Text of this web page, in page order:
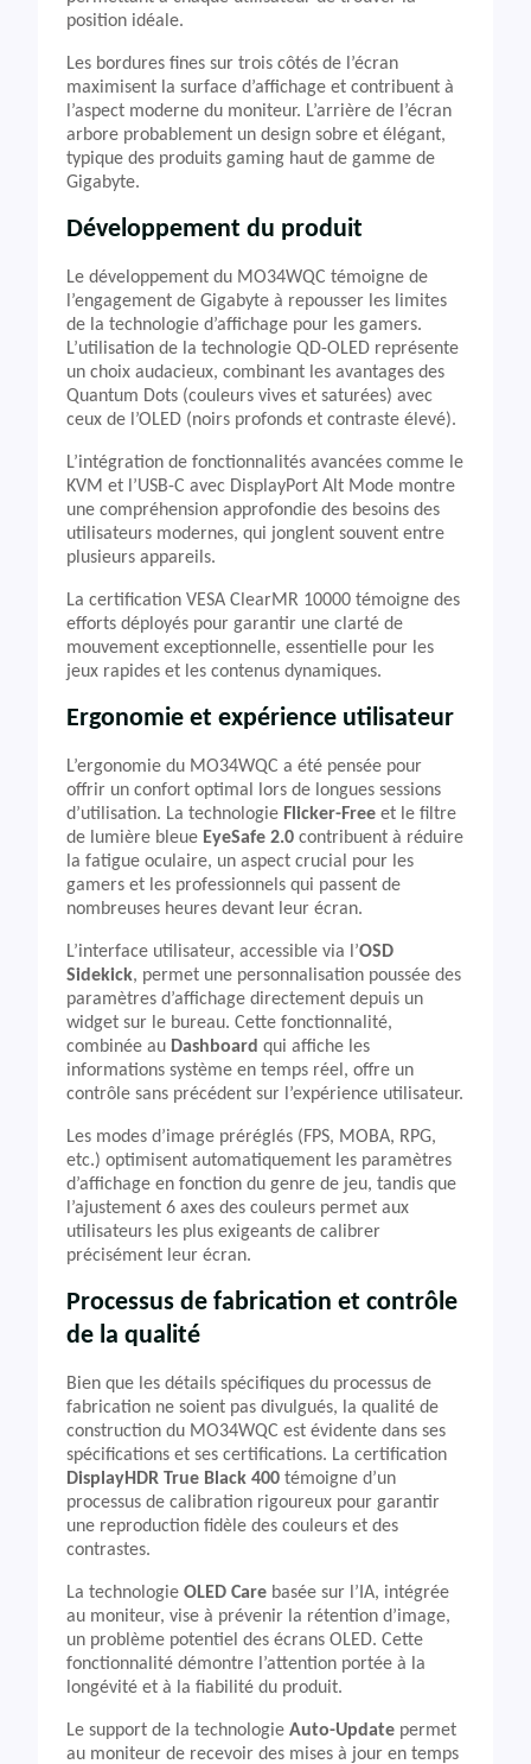
position idéale.
Les bordures fines sur trois côtés de l’écran
maximisent la surface d’affichage et contribuent à
l’aspect moderne du moniteur. L’arrière de l’écran
arbore probablement un design sobre et élégant,
typique des produits gaming haut de gamme de
Gigabyte.
Développement du produit
Le développement du MO34WQC témoigne de
l’engagement de Gigabyte à repousser les limites
de la technologie d’affichage pour les gamers.
L’utilisation de la technologie QD-OLED représente
un choix audacieux, combinant les avantages des
Quantum Dots (couleurs vives et saturées) avec
ceux de l’OLED (noirs profonds et contraste élevé).
L’intégration de fonctionnalités avancées comme le
KVM et l’USB-C avec DisplayPort Alt Mode montre
une compréhension approfondie des besoins des
utilisateurs modernes, qui jonglent souvent entre
plusieurs appareils.
La certification VESA ClearMR 10000 témoigne des
efforts déployés pour garantir une clarté de
mouvement exceptionnelle, essentielle pour les
jeux rapides et les contenus dynamiques.
Ergonomie et expérience utilisateur
L’ergonomie du MO34WQC a été pensée pour
offrir un confort optimal lors de longues sessions
d’utilisation. La technologie Flicker-Free et le filtre
de lumière bleue EyeSafe 2.0 contribuent à réduire
la fatigue oculaire, un aspect crucial pour les
gamers et les professionnels qui passent de
nombreuses heures devant leur écran.
L’interface utilisateur, accessible via l’OSD
Sidekick, permet une personnalisation poussée des
paramètres d’affichage directement depuis un
widget sur le bureau. Cette fonctionnalité,
combinée au Dashboard qui affiche les
informations système en temps réel, offre un
contrôle sans précédent sur l’expérience utilisateur.
Les modes d’image préréglés (FPS, MOBA, RPG,
etc.) optimisent automatiquement les paramètres
d’affichage en fonction du genre de jeu, tandis que
l’ajustement 6 axes des couleurs permet aux
utilisateurs les plus exigeants de calibrer
précisément leur écran.
Processus de fabrication et contrôle
de la qualité
Bien que les détails spécifiques du processus de
fabrication ne soient pas divulgués, la qualité de
construction du MO34WQC est évidente dans ses
spécifications et ses certifications. La certification
DisplayHDR True Black 400 témoigne d’un
processus de calibration rigoureux pour garantir
une reproduction fidèle des couleurs et des
contrastes.
La technologie OLED Care basée sur l’IA, intégrée
au moniteur, vise à prévenir la rétention d’image,
un problème potentiel des écrans OLED. Cette
fonctionnalité démontre l’attention portée à la
longévité et à la fiabilité du produit.
Le support de la technologie Auto-Update permet
au moniteur de recevoir des mises à jour en temps